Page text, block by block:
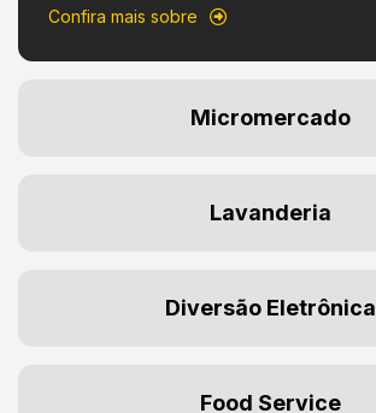
Confira mais sobre
Micromercado
Lavanderia
Diversão Eletrônica
Food Service